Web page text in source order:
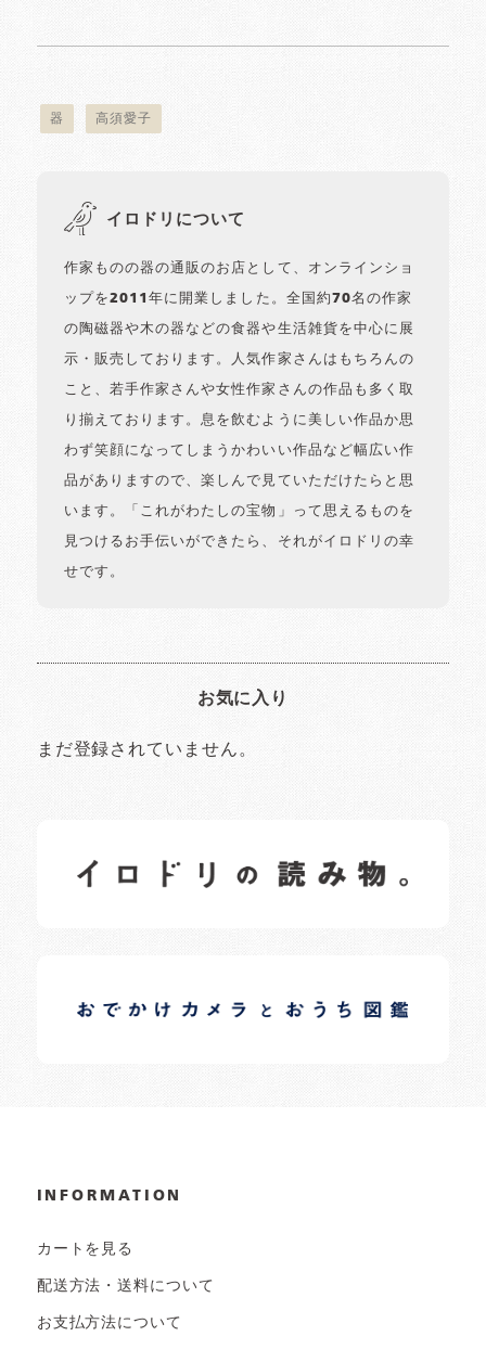
器 高須愛子
イロドリについて
作家ものの器の通販のお店として、オンラインショ
ップを2011年に開業しました。全国約70名の作家
の陶磁器や木の器などの食器や生活雑貨を中心に展
示・販売しております。人気作家さんはもちろんの
こと、若手作家さんや女性作家さんの作品も多く取
り揃えております。息を飲むように美しい作品か思
わず笑顔になってしまうかわいい作品など幅広い作
品がありますので、楽しんで見ていただけたらと思
います。「これがわたしの宝物」って思えるものを
見つけるお手伝いができたら、それがイロドリの幸
せです。
お気に入り
まだ登録されていません。
日常の様子など随時更新中です。
日常の様子など随時更新中です。
INFORMATION
カートを見る
配送方法・送料について
お支払方法について